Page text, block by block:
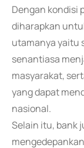
Dengan kondisi
diharapkan
utamanya yaitu
senantiasa
masyarakat,
yang dapat
nasional.
Selain itu, bank